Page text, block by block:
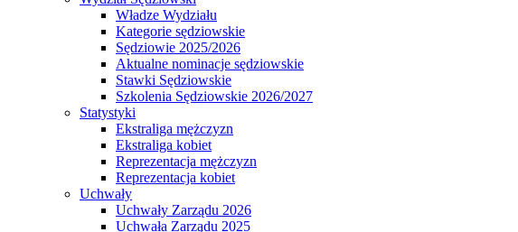
Władze Wydziału
Kategorie sędziowskie
Sędziowie 2025/2026
Aktualne nominacje sędziowskie
Stawki Sędziowskie
Szkolenia Sędziowskie 2026/2027
Statystyki
Ekstraliga mężczyzn
Ekstraliga kobiet
Reprezentacja mężczyzn
Reprezentacja kobiet
Uchwały
Uchwały Zarządu 2026
Uchwała Zarządu 2025